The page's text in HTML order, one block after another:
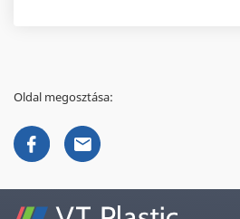
Oldal megosztása: